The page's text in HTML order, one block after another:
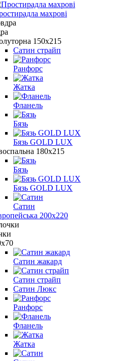
махрові
150х215
Сатин страйп
Ранфорс
Жатка
Фланель
Бязь
Бязь GOLD LUX
180х215
Бязь
Бязь GOLD LUX
Сатин
200х220
Сатин жакард
Сатин страйп
Сатин Люкс
Ранфорс
Фланель
Жатка